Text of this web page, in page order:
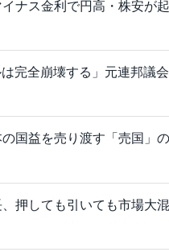
ナス金利で円高・株安が
は完全崩壊する」元連邦議
国益を売り渡す「売国」
押しても引いても市場大